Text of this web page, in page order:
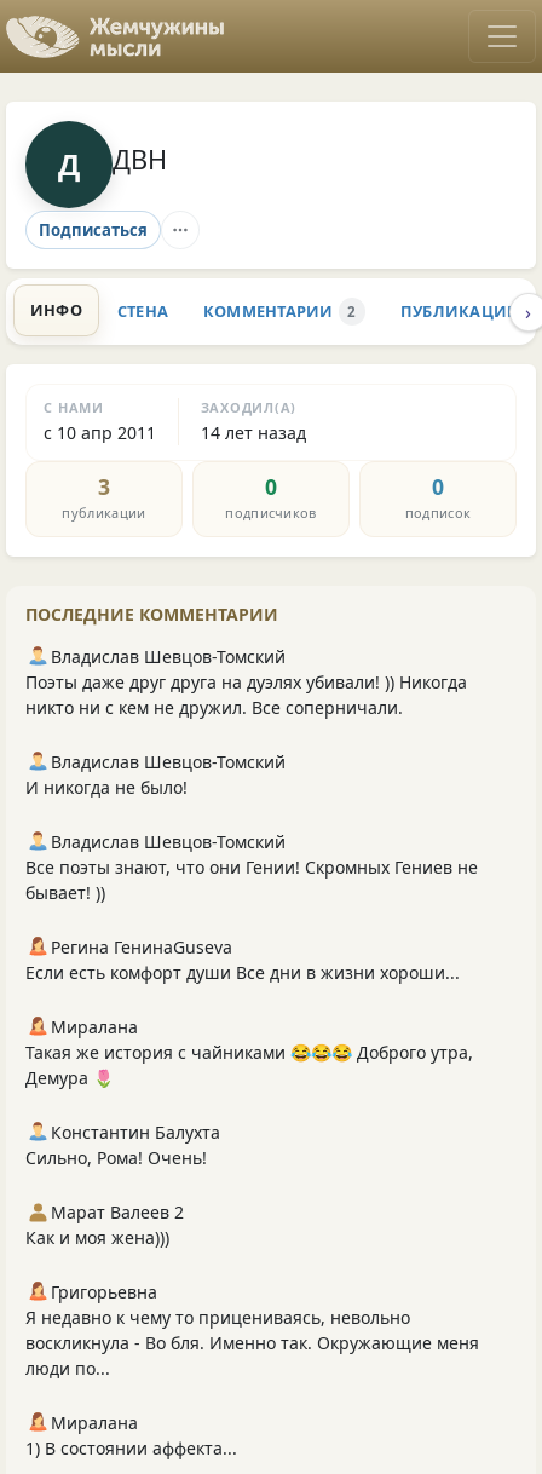
Д ДВН
Подписаться
ИНФО СТЕНА КОММЕНТАРИИ 2 ПУБЛИКАЦИИ ›
С НАМИ
с 10 апр 2011
ЗАХОДИЛ(А)
14 лет назад
3
публикации
0
подписчиков
0
подписок
ПОСЛЕДНИЕ КОММЕНТАРИИ
Владислав Шевцов-Томский
Поэты даже друг друга на дуэлях убивали! )) Никогда
никто ни с кем не дружил. Все соперничали.
Владислав Шевцов-Томский
И никогда не было!
Владислав Шевцов-Томский
Все поэты знают, что они Гении! Скромных Гениев не
бывает! ))
Регина ГенинаGuseva
Если есть комфорт души Все дни в жизни хороши...
Миралана
Такая же история с чайниками 😂😂😂 Доброго утра,
Демура 🌷
Константин Балухта
Сильно, Рома! Очень!
Марат Валеев 2
Как и моя жена)))
Григорьевна
Я недавно к чему то прицениваясь, невольно
воскликнула - Во бля. Именно так. Окружающие меня
люди по...
Миралана
1) В состоянии аффекта...